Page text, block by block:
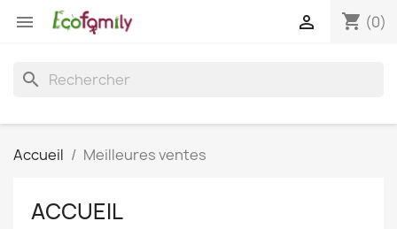
 shopping_cart (0)

search
Accueil Meilleures ventes
ACCUEIL